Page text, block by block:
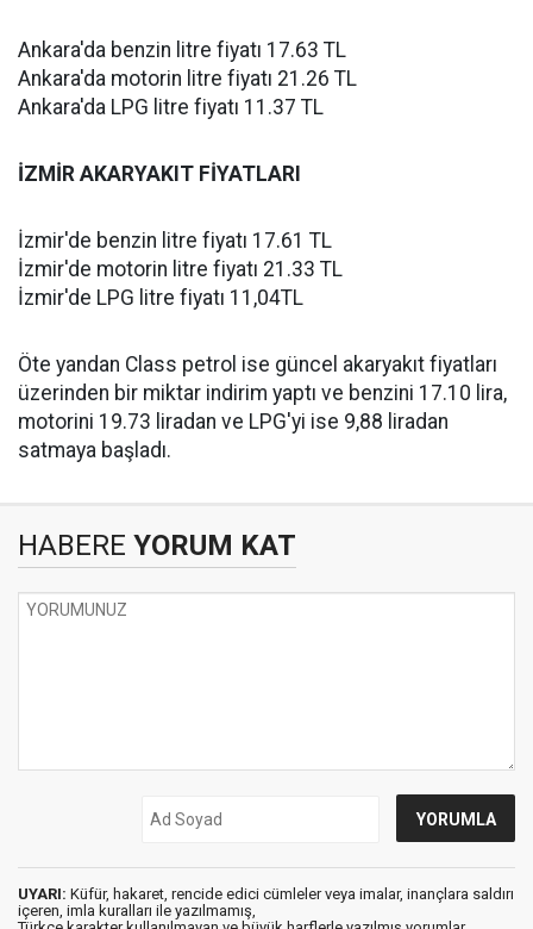
Ankara'da benzin litre fiyatı 17.63 TL
Ankara'da motorin litre fiyatı 21.26 TL
Ankara'da LPG litre fiyatı 11.37 TL
İZMİR AKARYAKIT FİYATLARI
İzmir'de benzin litre fiyatı 17.61 TL
İzmir'de motorin litre fiyatı 21.33 TL
İzmir'de LPG litre fiyatı 11,04TL
Öte yandan Class petrol ise güncel akaryakıt fiyatları
üzerinden bir miktar indirim yaptı ve benzini 17.10 lira,
motorini 19.73 liradan ve LPG'yi ise 9,88 liradan
satmaya başladı.
HABERE YORUM KAT
UYARI: Küfür, hakaret, rencide edici cümleler veya imalar, inançlara saldırı
içeren, imla kuralları ile yazılmamış,